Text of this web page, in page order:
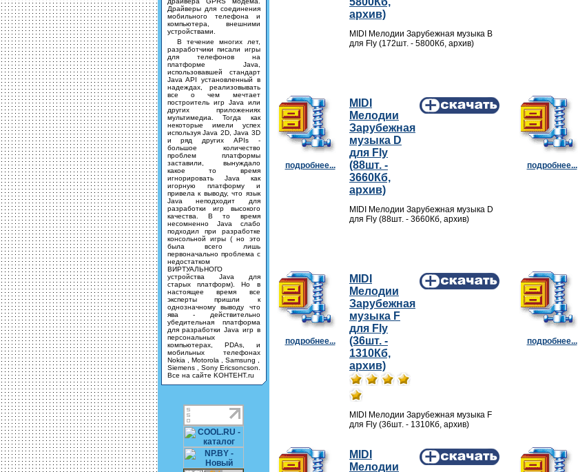
Драйверы для соединения
мобильного телефона и
компьютера, внешними
устройствами.
В течение многих лет,
разработчики писали игры
для телефонов на
платформе Java,
использовавшей стандарт
Java API установленный в
надеждах, реализовывать
все о чем мечтает
построитель игр Java или
других приложениях
мультимедиа. Тогда как
некоторые имели успех
используя Java 2D, Java 3D
и ряд других APIs -
большое количество
проблем платформы
заставили, вынуждало
какое то время
игнорировать Java как
игорную платформу и
привела к выводу, что язык
Java неподходит для
разработки игр высокого
качества. В то время
несомненно Java слабо
подходил при разработке
консольной игры ( но это
была всего лишь
первоначально проблема с
недостатком
ВИРТУАЛЬНОГО
устройства Java для
старых платформ). Но в
настоящее время все
эксперты пришли к
однозначному выводу что
ява - действительно
убедительная платформа
для разработки Java игр в
персональных
компьютерах, PDAs, и
мобильных телефонах
Nokia , Motorola , Samsung ,
Siemens , Sony Ericsoncson.
Все на сайте KOHTEHT.ru
архив)
MIDI Мелодии Зарубежная музыка B
для Fly (172шт. - 5800Кб, архив)
подробнее...
MIDI
Мелодии
Зарубежная
музыка D
для Fly
(88шт. -
3660Кб,
архив)
MIDI Мелодии Зарубежная музыка D
для Fly (88шт. - 3660Кб, архив)
подробнее...
подробнее...
MIDI
Мелодии
Зарубежная
музыка F
для Fly
(36шт. -
1310Кб,
архив)
MIDI Мелодии Зарубежная музыка F
для Fly (36шт. - 1310Кб, архив)
подробнее...
MIDI
Мелодии